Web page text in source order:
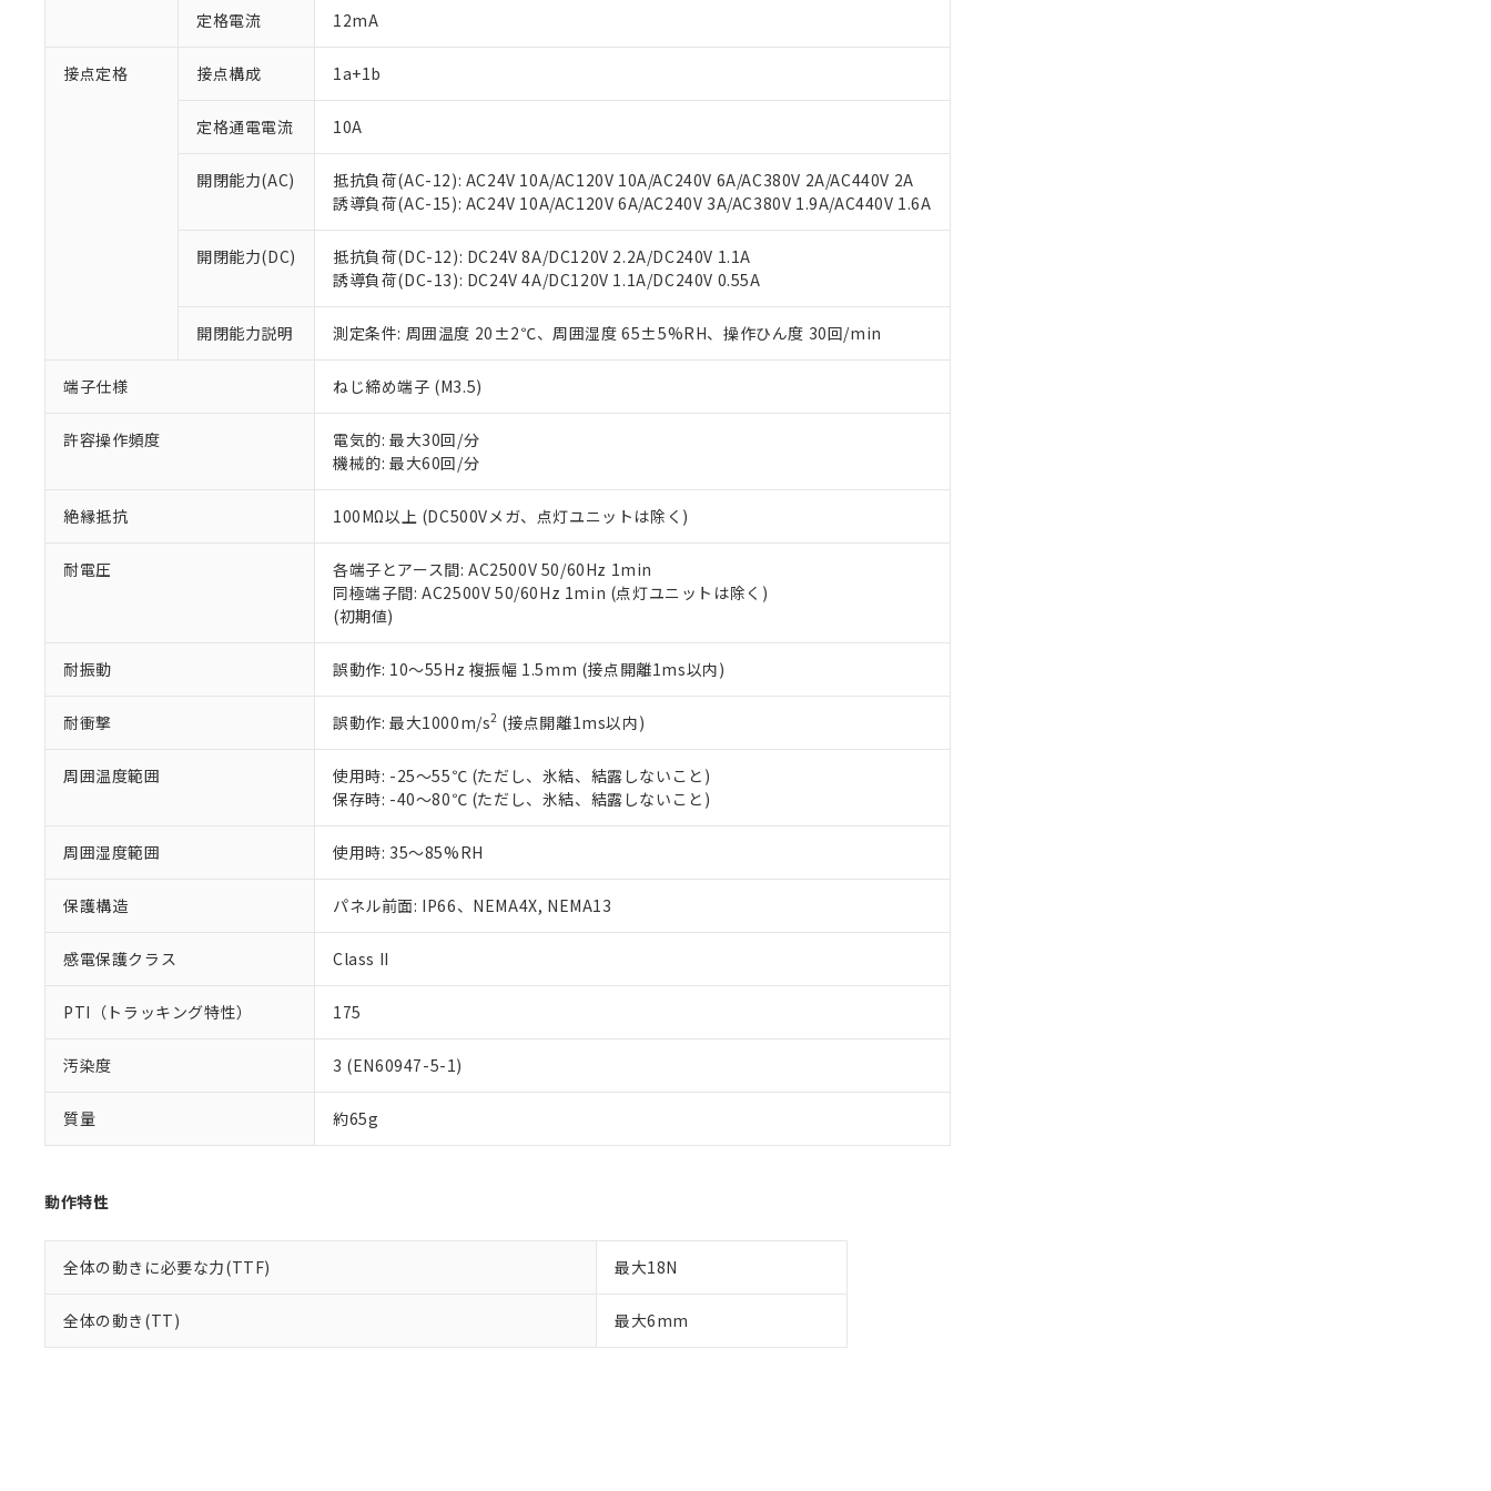
定格電流 12mA
接点定格 接点構成 1a+1b
定格通電電流 10A
開閉能力(AC)
抵抗負荷(AC-12): AC24V 10A/AC120V 10A/AC240V 6A/AC380V 2A/AC440V 2A
誘導負荷(AC-15): AC24V 10A/AC120V 6A/AC240V 3A/AC380V 1.9A/AC440V 1.6A
開閉能力(DC)
抵抗負荷(DC-12): DC24V 8A/DC120V 2.2A/DC240V 1.1A
誘導負荷(DC-13): DC24V 4A/DC120V 1.1A/DC240V 0.55A
開閉能力説明 測定条件: 周囲温度 20±2℃、周囲湿度 65±5%RH、操作ひん度 30回/min
端子仕様 ねじ締め端子 (M3.5)
許容操作頻度
電気的: 最大30回/分
機械的: 最大60回/分
絶縁抵抗 100MΩ以上 (DC500Vメガ、点灯ユニットは除く)
耐電圧
各端子とアース間: AC2500V 50/60Hz 1min
同極端子間: AC2500V 50/60Hz 1min (点灯ユニットは除く)
(初期値)
耐振動 誤動作: 10～55Hz 複振幅 1.5mm (接点開離1ms以内)
耐衝撃 誤動作: 最大1000m/s2 (接点開離1ms以内)
周囲温度範囲
使用時: -25～55℃ (ただし、氷結、結露しないこと)
保存時: -40～80℃ (ただし、氷結、結露しないこと)
周囲湿度範囲 使用時: 35～85%RH
保護構造 パネル前面: IP66、NEMA4X, NEMA13
感電保護クラス Class II
PTI（トラッキング特性） 175
汚染度 3 (EN60947-5-1)
質量 約65g
動作特性
全体の動きに必要な力(TTF) 最大18N
全体の動き(TT) 最大6mm
ご利用条件
以下の条件をお読みいただき、同意のうえご利用ください。
本サービスは、当社制御機器事業取扱商品の当社在庫状況および標準価格(税抜)を提供させていただ
くものです。
当社制御機器事業取扱商品の中には、本サービスの対象外となる商品もあることをご了承ください。
在庫状況および標準価格照会結果は、記載している更新日時点での社内データに基づき作成されるも
のであり、閲覧された時点での実際の在庫および標準価格とは異なる場合があることをご了承くださ
い。
正式な納期状況および標準価格はお客様のお取引先、またはお客様担当のオムロン制御機器販売店・
当社販売員にご相談ください。
オムロン制御機器販売店や当社販売拠点は「販売ネットワーク
」をご確認ください。
在庫状況および標準価格結果を当社の事前の承諾なく第三者に漏洩または開示しないようお願いしま
す。
ている必要があります。
お客様が当ウェブサイト上で当社にご登録された部品リストについて、当社および当社の共同利用者
が、当社の製品・サービスに関するお客様との取引・商談に必要な範囲で利用することをご了承くだ
さい。
※当社の共同利用者とは、"個人情報の共同利用に関して"
の「1.共同利用者の範囲」に記載されて
いる法人を指します。
対応予定なし：EU RoHS指令（10物質）の非含有に非対応の商品で、対応品を出す予定はありません。
調査・確認中：EU RoHS指令（10物質）の非含有の対応状況を調査中または確認中の商品です。
非該当品：ライセンス料など無形物で、有害物質有無と関係のない商品です。
仕入先様の事情により、非含有部品としていたものが、含有品と判明した場合などやむを得ず変更すること
があります。
鉛(Pb) 1000ppm以下、 水銀(Hg) 1000ppm以下、 カドミウム(Cd) 100ppm以下、
六価クロム(Cr(Ⅵ)) 1000ppm以下、ポリ臭化ビフェニル類(PBB) 1000ppm以下、ポリ臭化ジフェニルエーテル類(PBDE) 1000ppm以下、
フタル酸ビス(2-エチルヘキシル) (DEHP)(別名：DOP) 1000ppm以下、フタル酸ブチルベンジル（BBP） 1000ppm以下、フタル酸ジブチ
ル（DBP） 1000ppm以下、フタル酸ジイソブチル (DIBP) 1000ppm以下
但し、RoHS指令で産業用監視および制御機器に対する適用除外項目は除く。
フタル酸エステル類の４物質については閾値を超える意図的な使用がないことを確認しています。
※2 対応予定月
部品在庫の切り替え状況などにより、予定月が前後することがあります。
※3 非含有証明書ダウンロード
下記の非含有証明書をダウンロードすることができます。
EU RoHS指令（10物質）の非含有証明書
51物質の非含有証明書（当社基準）
※本証明書は発行日時点で非含有を証明するもので、過去に遡って非含有を証明するものではありません。
また、RoHS指令のフタル酸エステル類４物質の対応では、対応完了までの期間は出荷製品に未対応品が
混在することから備考欄に対応日を記載しておりました。
既に当社にて対応品への在庫切替を完了していることから、特段のことがない限り、2022年1月12日よ
「○」：最大均質材料含有率が中国RoHSの基準値以下であることを示します。
「×」：最大均質材料含有率が中国RoHSの基準値を超えていることを示します。
「－」：未確認です。当社販売部門へお問い合わせください。
*中国RoHS10物質の基準値 (GB/T26572)：
Pb(鉛) :1000ppm、 Hg(水銀) : 1000ppm、 Cd(カドミウム) : 100ppm、
Cr(Ⅵ)(六価クロム) : 1000ppm、 PBBs(ポリ臭化ビフェニル類) : 1000ppm、 PBDEs(ポリ臭化ジフェニルエーテル類) : 1000ppm、
DBP(フタル酸ジブチル) : 1000ppm、 DIBP(フタル酸ジイソブチル) : 1000ppm、 BBP(フタル酸ブチルベンジル) : 1000ppm、
※2 環境保護使用期限
「ｅ」：有害物質（10物質）のすべてが基準値以下であることを示します。
「10」：通常の使用状況下において有害物質が外部に漏えいし、環境に深刻な影響を及ぼさない年数を意
味します。
「－」：未確認です。当社販売部門へお問い合わせください。
当社は、これら貴社製品のうち、外国為替および外国貿易法に定める商品（以下｢規制貨物等」とい
う）を輸出または国外への提供する場合は、日本国政府の輸出許可(または役務取引許可)を取得する
などの必要な手続きをとります。
ます。
当社は貴社製品を、核兵器、ミサイル、化学兵器、生物兵器またはその他武器並びにこれらの製造装
置等に一切使用いたしません。
当社は、貴社製品を第三者に販売する場合は、上記1、2および3の内容を当該第三者に通知します。
また当社は、販売先および販売に係わる関係者が違法に輸出するおそれがある場合は、取り引きをい
たしません。
記
号
説明
○ 一定数以上の在庫あり
△ 一定数には満たないが在庫あり
－
在庫なし(最新の在庫状況については、お客様のお取引先、またはお客様担当のオムロン制御
機器販売店・当社販売員にご確認ください)
空
白
受注生産機種、また在庫状況の情報を公開していない機種